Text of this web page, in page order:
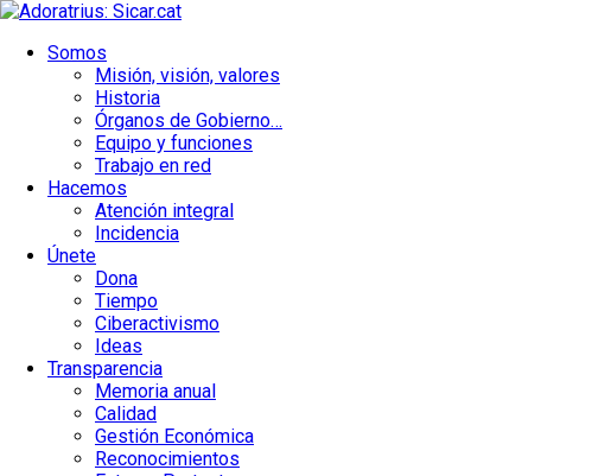
Saltar
contenido
Urgencias: 679 654 088
Somos
Misión, visión, valores
Historia
Órganos de Gobierno…
Equipo y funciones
Trabajo en red
Hacemos
Atención integral
Incidencia
Únete
Dona
Tiempo
Ciberactivismo
Ideas
Transparencia
Memoria anual
Calidad
Gestión Económica
Reconocimientos